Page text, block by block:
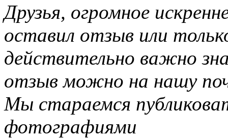
Друзья, огромное
оставил отзыв или
действительно важно
отзыв можно на нашу
Мы стараемся
фотографиями